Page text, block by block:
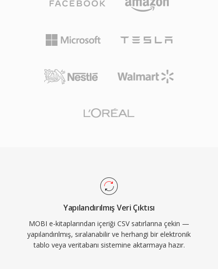
Yapılandırılmış Veri Çıktısı
MOBI e-kitaplarından içeriği CSV satırlarına çekin —
yapılandırılmış, sıralanabilir ve herhangi bir elektronik
tablo veya veritabanı sistemine aktarmaya hazır.